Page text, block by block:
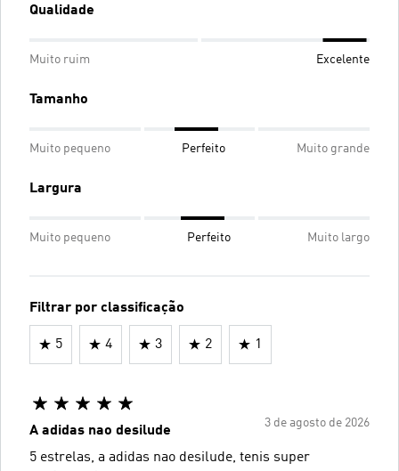
Qualidade
Muito ruim Excelente
Tamanho
Muito pequeno Perfeito Muito grande
Largura
Muito pequeno Perfeito Muito largo
Filtrar por classificação
5 4 3 2 1
3 de agosto de 2026
A adidas nao desilude
5 estrelas, a adidas nao desilude, tenis super